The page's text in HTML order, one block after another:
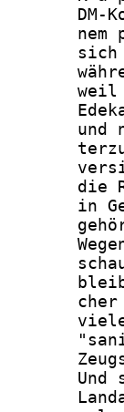
DM-
nem
sich
weil
und
die
in
cher
Und